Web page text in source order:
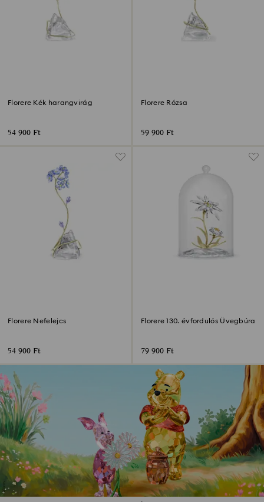
Florere Kék harangvirág
54 900 Ft
Florere Rózsa
59 900 Ft
Florere Nefelejcs
54 900 Ft
Florere 130. évfordulós Üvegbúra
79 900 Ft